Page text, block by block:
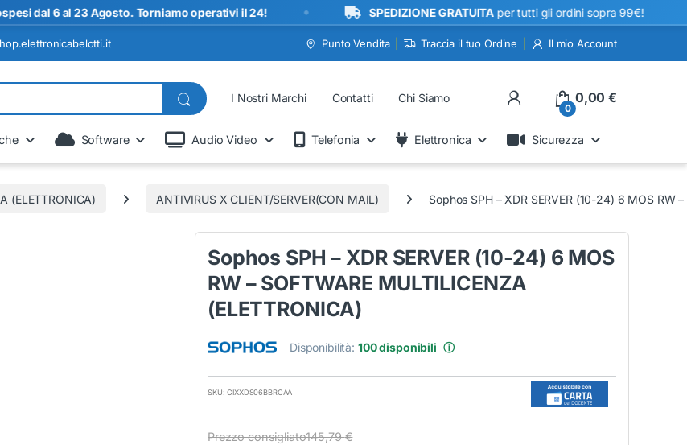
dal 6 al 23 Agosto. Torniamo operativi il 24! SPEDIZIONE GRATUITAper tutti gli ordini sopra 99€!
Punto Vendita Traccia il tuo Ordine Il mio Account
I Nostri Marchi Contatti Chi Siamo My Account
0
0,00€
Software Audio Video Telefonia Elettronica Sicurezza
(ELETTRONICA) ANTIVIRUS X CLIENT/SERVER(CON MAIL) Sophos SPH – XDR SERVER (10-24) 6 MOS RW
Sophos SPH – XDR SERVER (10-24) 6 MOS
RW – SOFTWARE MULTILICENZA
(ELETTRONICA)
Disponibilità: 100 disponibili ⓘ
SKU: CIXXDS06BBRCAA
Prezzo consigliato145,79€